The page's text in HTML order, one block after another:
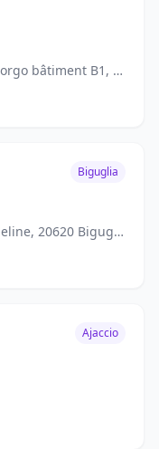
Résience Casaluna 1, 1750 Av. de Borgo bâtiment B1, 20290 Borgo
Biguglia
Casa Di Salute Catalina - Lot E Cardeline, 20620 Biguglia
Ajaccio